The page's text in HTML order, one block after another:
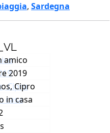
, Sardegna
amico
2019
Cipro
in casa